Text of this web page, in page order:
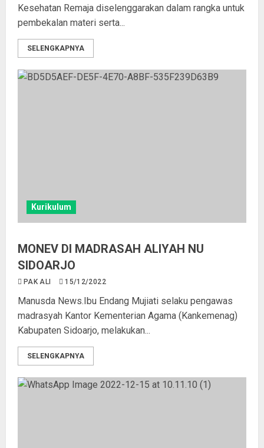
Kesehatan Remaja diselenggarakan dalam rangka untuk
pembekalan materi serta...
SELENGKAPNYA
Kurikulum
MONEV DI MADRASAH ALIYAH NU
SIDOARJO
PAK ALI 15/12/2022
Manusda News.Ibu Endang Mujiati selaku pengawas
madrasyah Kantor Kementerian Agama (Kankemenag)
Kabupaten Sidoarjo, melakukan...
SELENGKAPNYA